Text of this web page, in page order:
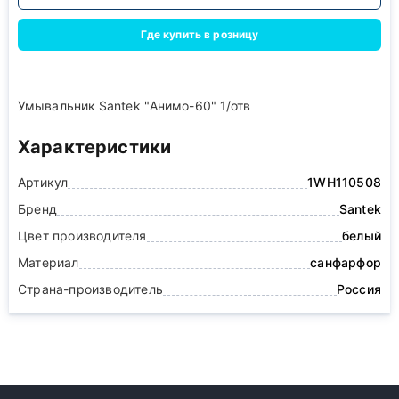
Где купить в розницу
Умывальник Santek "Анимо-60" 1/отв
Характеристики
Артикул
1WH110508
Бренд
Santek
Цвет производителя
белый
Материал
санфарфор
Страна-производитель
Россия